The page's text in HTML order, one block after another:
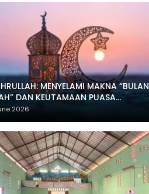
MENYELAMI MAKNA “BULAN
DAN KEUTAMAAN PUASA
2026